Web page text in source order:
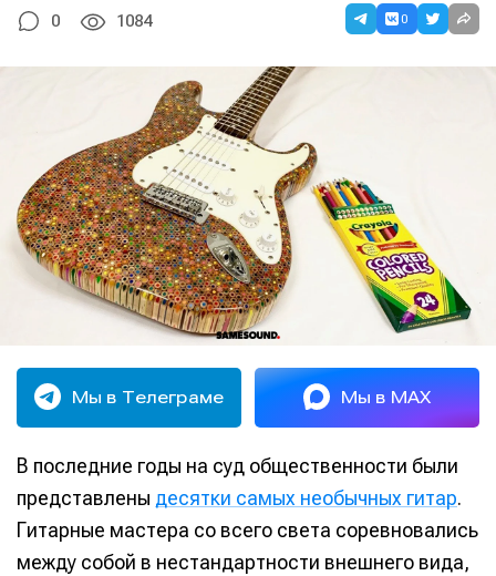
0 1084 0
Мы в Телеграме Мы в MAX
В последние годы на суд общественности были
представлены десятки самых необычных гитар.
Гитарные мастера со всего света соревновались
между собой в нестандартности внешнего вида,